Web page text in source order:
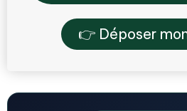
👉 Déposer